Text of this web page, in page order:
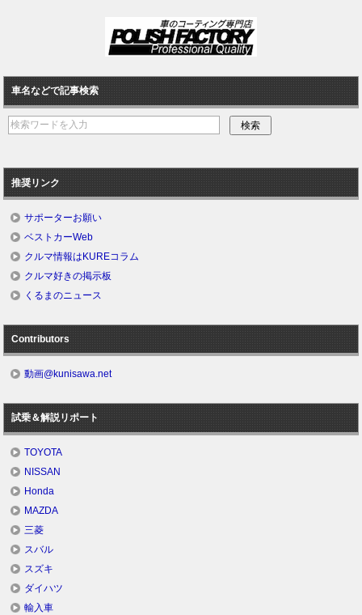
車名などで記事検索
推奨リンク
サポーターお願い
ベストカーWeb
クルマ情報はKUREコラム
クルマ好きの掲示板
くるまのニュース
Contributors
動画@kunisawa.net
試乗＆解説リポート
TOYOTA
NISSAN
Honda
MAZDA
三菱
スバル
スズキ
ダイハツ
輸入車